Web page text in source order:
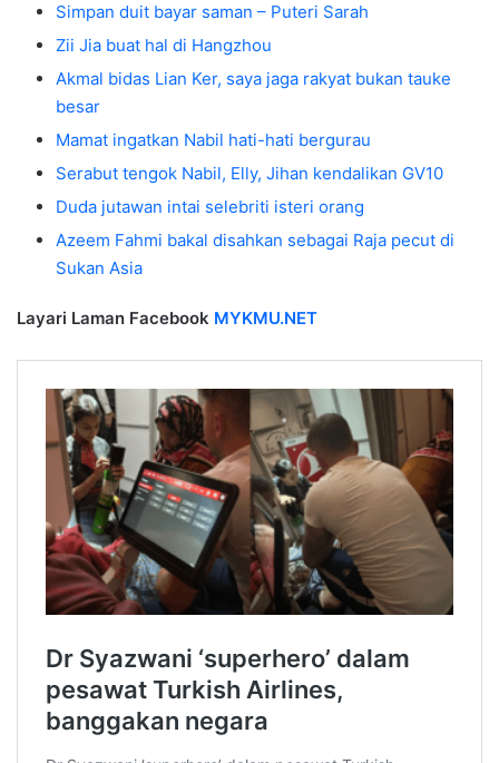
Simpan duit bayar saman – Puteri Sarah
Zii Jia buat hal di Hangzhou
Akmal bidas Lian Ker, saya jaga rakyat bukan tauke
besar
Mamat ingatkan Nabil hati-hati bergurau
Serabut tengok Nabil, Elly, Jihan kendalikan GV10
Duda jutawan intai selebriti isteri orang
Azeem Fahmi bakal disahkan sebagai Raja pecut di
Sukan Asia
Layari Laman Facebook MYKMU.NET